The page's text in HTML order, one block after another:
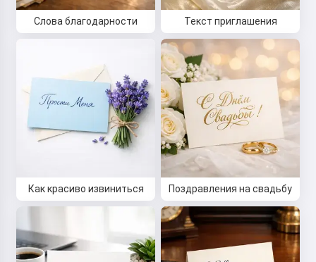
Слова благодарности Текст приглашения
Как красиво извиниться Поздравления на свадьбу